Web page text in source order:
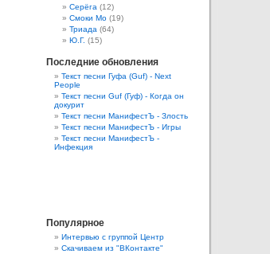
Серёга (12)
Смоки Мо (19)
Триада (64)
Ю.Г. (15)
Последние обновления
Текст песни Гуфа (Guf) - Next
People
Текст песни Guf (Гуф) - Когда он
докурит
Текст песни МанифестЪ - Злость
Текст песни МанифестЪ - Игры
Текст песни МанифестЪ -
Инфекция
Популярное
Интервью с группой Центр
Скачиваем из "ВКонтакте"